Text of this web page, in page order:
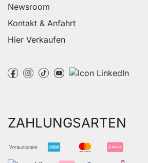
Newsroom
Kontakt & Anfahrt
Hier Verkaufen
ZAHLUNGSARTEN